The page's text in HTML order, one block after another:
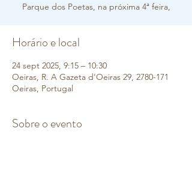
Parque dos Poetas, na próxima 4ª feira,
Horário e local
24 sept 2025, 9:15 – 10:30
Oeiras, R. A Gazeta d'Oeiras 29, 2780-171
Oeiras, Portugal
Sobre o evento